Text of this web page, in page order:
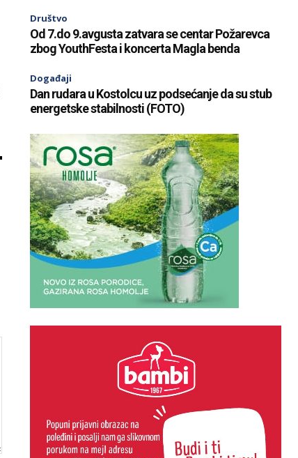
Društvo
Od 7.do 9.avgusta zatvara se centar Požarevca
zbog YouthFesta i koncerta Magla benda
Događaji
Dan rudara u Kostolcu uz podsećanje da su stub
energetske stabilnosti (FOTO)